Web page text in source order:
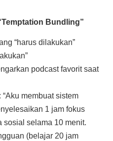
Bundling”
“harus dilakukan”
podcast favorit saat
“Aku membuat sistem
1 jam fokus
sosial selama 10 menit.
(belajar 20 jam